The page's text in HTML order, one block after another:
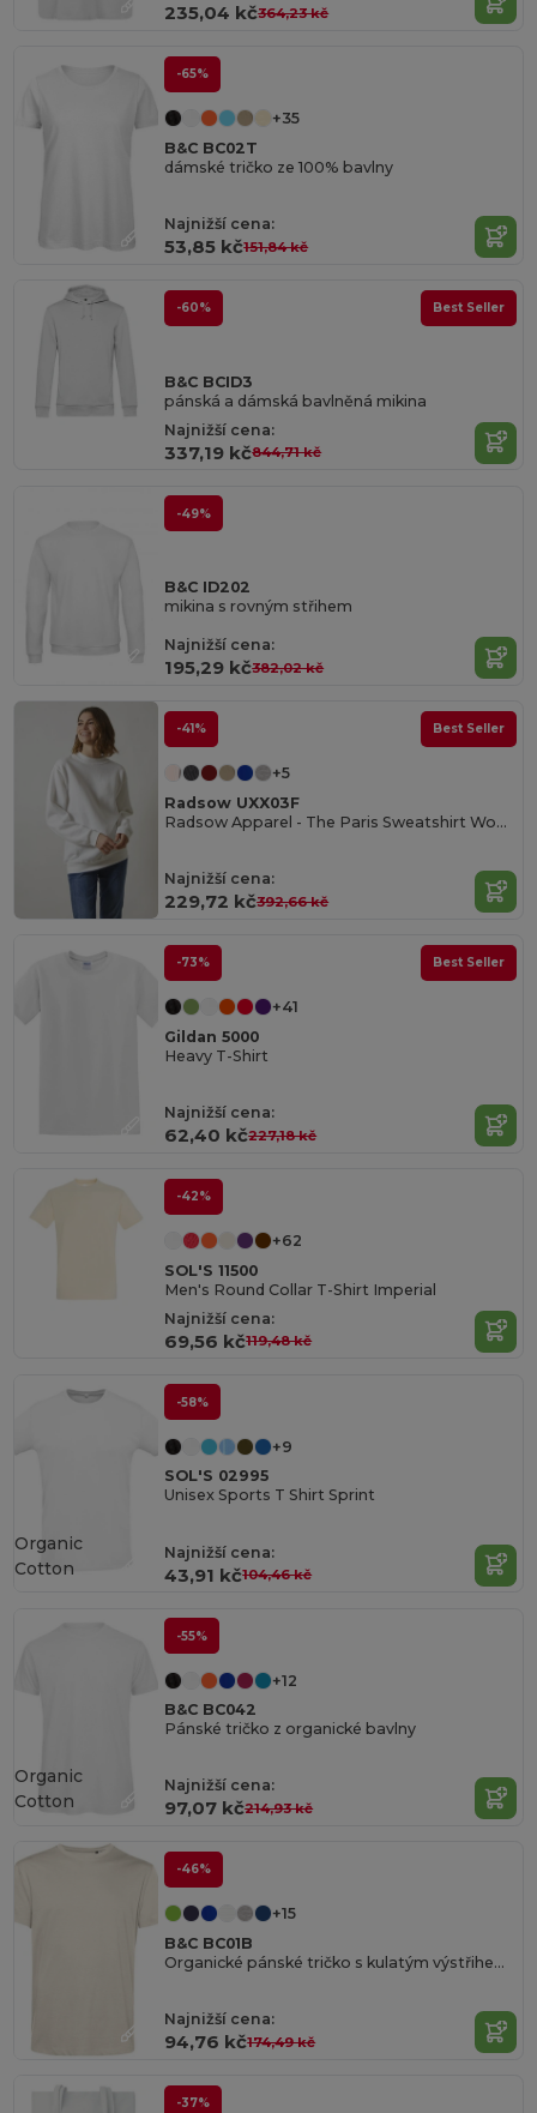
235,04 kč364,23 kč
-65%
+35
B&C BC02T
dámské tričko ze 100% bavlny
Najnižší cena:
53,85 kč151,84 kč
-60% Best Seller
B&C BCID3
pánská a dámská bavlněná mikina
Najnižší cena:
337,19 kč844,71 kč
-49%
B&C ID202
mikina s rovným střihem
Najnižší cena:
195,29 kč382,02 kč
-41% Best Seller
+5
Radsow UXX03F
Radsow Apparel - The Paris Sweatshirt Women
Najnižší cena:
229,72 kč392,66 kč
-73% Best Seller
+41
Gildan 5000
Heavy T-Shirt
Najnižší cena:
62,40 kč227,18 kč
-42%
+62
SOL'S 11500
Men's Round Collar T-Shirt Imperial
Najnižší cena:
69,56 kč119,48 kč
-58%
+9
SOL'S 02995
Unisex Sports T Shirt Sprint
Najnižší cena:
43,91 kč104,46 kč
Organic
Cotton
-55%
+12
B&C BC042
Pánské tričko z organické bavlny
Najnižší cena:
97,07 kč214,93 kč
Organic
Cotton
-46%
+15
B&C BC01B
Organické pánské tričko s kulatým výstřihem 150
Najnižší cena:
94,76 kč174,49 kč
-37%